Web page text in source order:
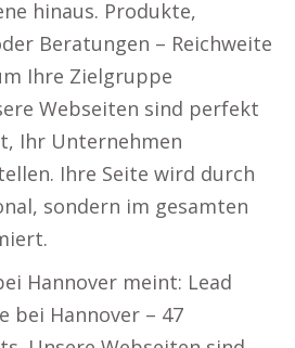
hinaus. Produkte,
Beratungen – Reichweite
Ihre Zielgruppe
Webseiten sind perfekt
Ihr Unternehmen
Ihre Seite wird durch
sondern im gesamten
Hannover meint: Lead
bei Hannover – 47